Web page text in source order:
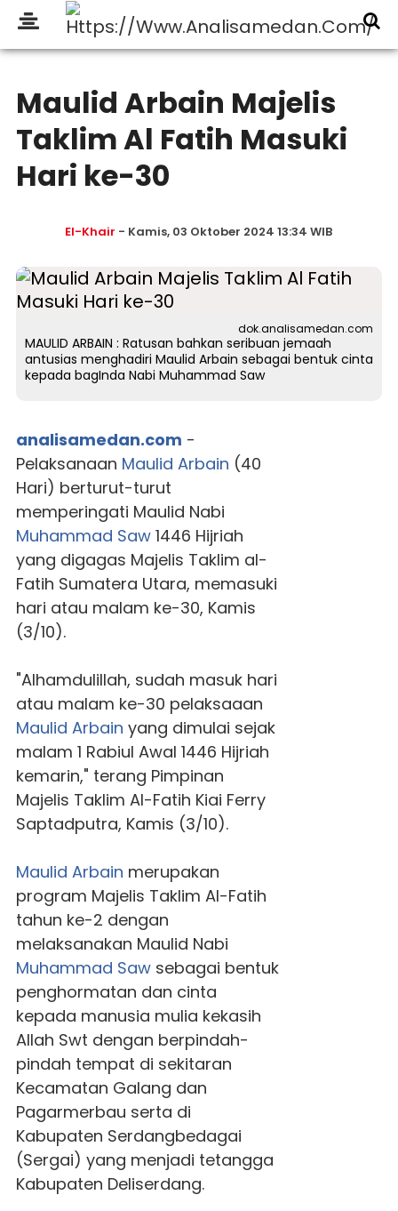
Maulid Arbain Majelis
Taklim Al Fatih Masuki
Hari ke-30
El-Khair - Kamis, 03 Oktober 2024 13:34 WIB
dok.analisamedan.com
MAULID ARBAIN : Ratusan bahkan seribuan jemaah
antusias menghadiri Maulid Arbain sebagai bentuk cinta
kepada bagInda Nabi Muhammad Saw
analisamedan.com -
Pelaksanaan Maulid Arbain (40
Hari) berturut-turut
memperingati Maulid Nabi
Muhammad Saw1446 Hijriah
yang digagas Majelis Taklim al-
Fatih Sumatera Utara, memasuki
hari atau malam ke-30, Kamis
(3/10).
"Alhamdulillah, sudah masuk hari
atau malam ke-30 pelaksaaan
Maulid Arbain yang dimulai sejak
malam 1 Rabiul Awal 1446 Hijriah
kemarin," terang Pimpinan
Majelis Taklim Al-Fatih Kiai Ferry
Saptadputra, Kamis (3/10).
Maulid Arbain merupakan
program Majelis Taklim Al-Fatih
tahun ke-2 dengan
melaksanakan Maulid Nabi
Muhammad Sawsebagai bentuk
penghormatan dan cinta
kepada manusia mulia kekasih
Allah Swt dengan berpindah-
pindah tempat di sekitaran
Kecamatan Galang dan
Pagarmerbau serta di
Kabupaten Serdangbedagai
(Sergai) yang menjadi tetangga
Kabupaten Deliserdang.